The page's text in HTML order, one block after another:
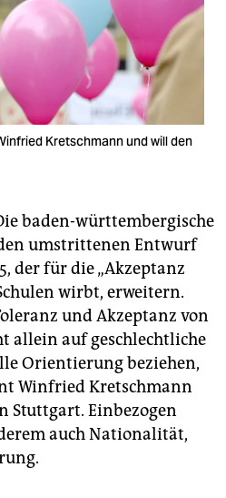
Kretschmann und will den
baden-württembergische
umstrittenen Entwurf
der für die „Akzeptanz
wirbt, erweitern.
und Akzeptanz von
allein auf geschlechtliche
Orientierung beziehen,
Winfried Kretschmann
Stuttgart. Einbezogen
auch Nationalität,